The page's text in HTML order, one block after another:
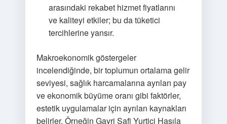
arasındaki rekabet hizmet fiyatlarını
ve kaliteyi etkiler; bu da tüketici
tercihlerine yansır.
Makroekonomik göstergeler
incelendiğinde, bir toplumun ortalama gelir
seviyesi, sağlık harcamalarına ayrılan pay
ve ekonomik büyüme oranı gibi faktörler,
estetik uygulamalar için ayrılan kaynakları
belirler. Örneğin Gayri Safi Yurtiçi Hasıla